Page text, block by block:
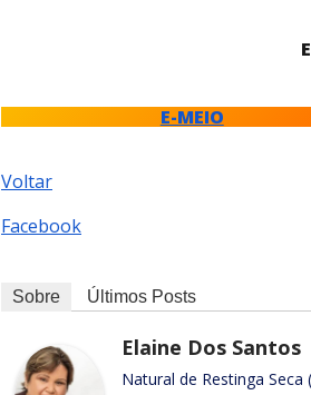
E-MEIO
Voltar
Facebook
Sobre Últimos Posts
Elaine Dos Santos
Natural de Restinga